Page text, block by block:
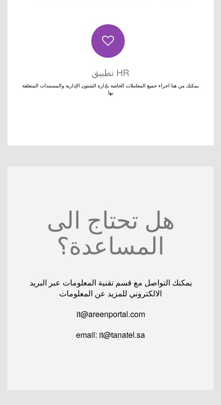
HR تطبيق
يمكنك من هنا اجراء جميع المعاملات الخاصة بإدارة الشئون الإدارية والمستندات المتعلقة
بها
هل تحتاج الى
المساعدة؟
يمكنك التواصل مع قسم تقنية المعلومات عبر البريد
الالكتروني للمزيد عن المعلومات
it@areenportal.com
email: it@tanatel.sa